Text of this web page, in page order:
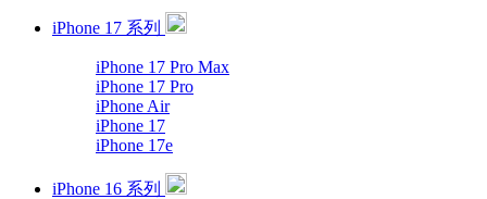
iPhone 17 系列
iPhone 17 Pro Max
iPhone 17 Pro
iPhone Air
iPhone 17
iPhone 17e
iPhone 16 系列